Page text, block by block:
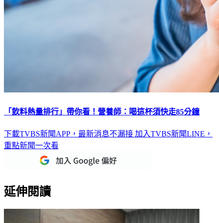
「飲料熱量排行」帶你看！營養師：喝這杯須快走85分鐘
下載TVBS新聞APP，最新消息不漏接 加入TVBS新聞LINE，
重點新聞一次看
延伸閱讀